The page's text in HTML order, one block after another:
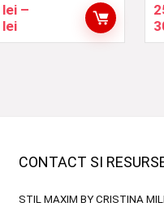
lei –
leiInterval
de
CONTACT SI
STIL MAXIM BY CRISTINA